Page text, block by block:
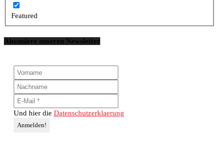
Featured
Abonniere unseren Newsletter
Und hier die Datenschutzerklaerung